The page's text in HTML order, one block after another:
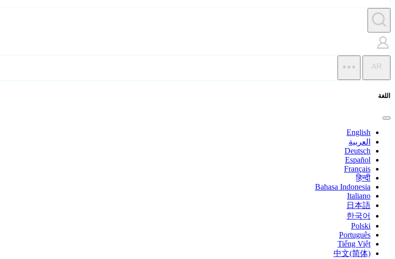
AR
اللغة
English
العربية
Deutsch
Español
Français
हिन्दी
Bahasa Indonesia
Italiano
日本語
한국어
Polski
Português
Tiếng Việt
中文(简体)